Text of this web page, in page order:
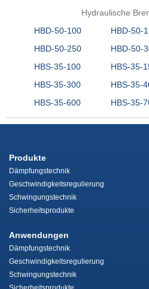
Hydraulische
HBD-50-100
HBD-50-
HBD-50-250
HBD-50-
HBS-35-100
HBS-35-
HBS-35-300
HBS-35-
HBS-35-600
HBS-35-
Produkte
Dämpfungstechnik
Geschwindigkeitsregulierung
Schwingungstechnik
Sicherheitsprodukte
Anwendungen
Dämpfungstechnik
Geschwindigkeitsregulierung
Schwingungstechnik